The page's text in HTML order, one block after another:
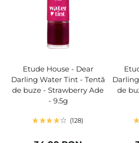
Etude House - Dear
Darling Water Tint - Tentă
de buze - Strawberry Ade
- 9.5g
128
de